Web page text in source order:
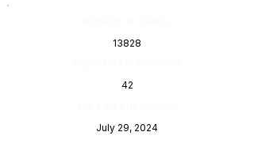
13828
42
July 29, 2024